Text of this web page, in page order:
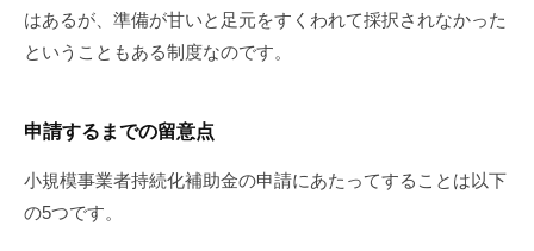
はあるが、準備が甘いと足元をすくわれて採択されなかった
ということもある制度なのです。
申請するまでの留意点
小規模事業者持続化補助金の申請にあたってすることは以下
の5つです。